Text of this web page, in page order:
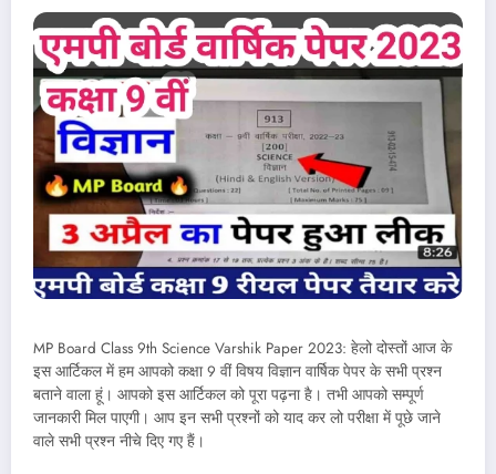
MP Board Class 9th Science Varshik Paper 2023: हेलो दोस्तों आज के
इस आर्टिकल में हम आपको कक्षा 9 वीं विषय विज्ञान वार्षिक पेपर के सभी प्रश्न
बताने वाला हूं। आपको इस आर्टिकल को पूरा पढ़ना है। तभी आपको सम्पूर्ण
जानकारी मिल पाएगी। आप इन सभी प्रश्नों को याद कर लो परीक्षा में पूछे जाने
वाले सभी प्रश्न नीचे दिए गए हैं।